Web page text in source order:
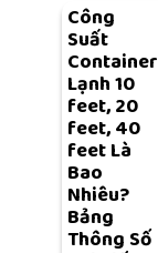
Công
Suất
Container
Lạnh 10
feet, 20
feet, 40
feet Là
Bao
Nhiêu?
Bảng
Thông Số